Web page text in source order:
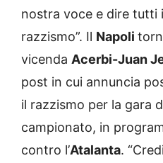
nostra voce e dire tutti
razzismo”. Il Napoli
vicenda Acerbi-Juan
post in cui annuncia
il razzismo per la gara
campionato, in
contro l’Atalanta.